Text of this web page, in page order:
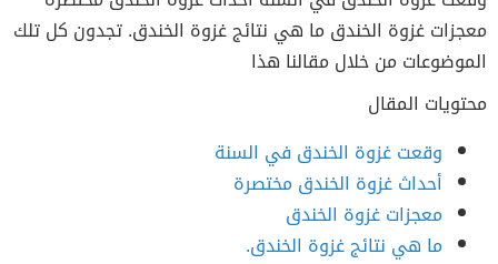
معجزات غزوة الخندق ما هي نتائج غزوة الخندق. تجدون كل تلك
الموضوعات من خلال مقالنا هذا
محتويات المقال
وقعت غزوة الخندق في السنة
أحداث غزوة الخندق مختصرة
معجزات غزوة الخندق
ما هي نتائج غزوة الخندق.